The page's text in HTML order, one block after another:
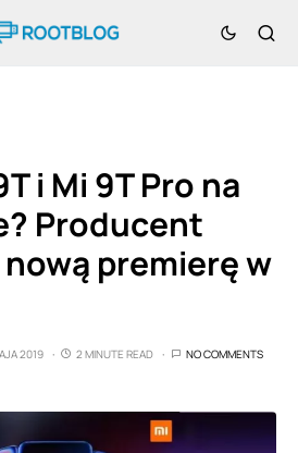
i Mi 9T Pro na
Producent
premierę w
2019 2 MINUTE READ NO COMMENTS